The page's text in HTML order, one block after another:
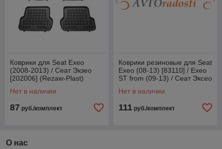
Коврики для Seat Exeo
(2008-2013) / Сеат Экзео
[202006] (Rezaw-Plast)
Нет в наличии
87 руб./комплект
Коврики резиновые для Seat
Exeo (08-13) [83110] / Exeo
ST from (09-13) / Сеат Эксео
Нет в наличии
111 руб./комплект
О нас